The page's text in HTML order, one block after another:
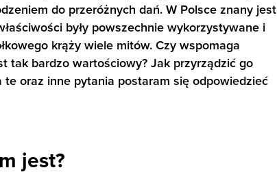
do przeróżnych dań. W Polsce znany jest
były powszechnie wykorzystywane i
krąży wiele mitów. Czy wspomaga
tak bardzo wartościowy? Jak przyrządzić go
oraz inne pytania postaram się odpowiedzieć
jest?